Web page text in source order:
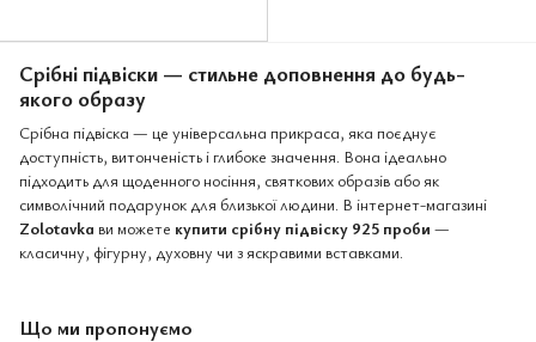
Срібні підвіски — стильне доповнення до будь-
якого образу
Срібна підвіска — це універсальна прикраса, яка поєднує
доступність, витонченість і глибоке значення. Вона ідеально
підходить для щоденного носіння, святкових образів або як
символічний подарунок для близької людини. В інтернет-магазині
Zolotavka ви можете купити срібну підвіску 925 проби —
класичну, фігурну, духовну чи з яскравими вставками.
Що ми пропонуємо